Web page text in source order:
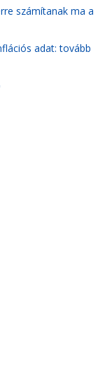
számítanak ma a
adat: tovább